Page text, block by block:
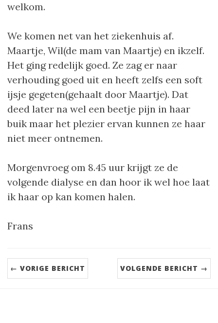
welkom.
We komen net van het ziekenhuis af.
Maartje, Wil(de mam van Maartje) en ikzelf.
Het ging redelijk goed. Ze zag er naar
verhouding goed uit en heeft zelfs een soft
ijsje gegeten(gehaalt door Maartje). Dat
deed later na wel een beetje pijn in haar
buik maar het plezier ervan kunnen ze haar
niet meer ontnemen.
Morgenvroeg om 8.45 uur krijgt ze de
volgende dialyse en dan hoor ik wel hoe laat
ik haar op kan komen halen.
Frans
← VORIGE BERICHT VOLGENDE BERICHT →